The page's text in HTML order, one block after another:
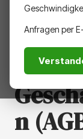
AGB
n
Anfragen per